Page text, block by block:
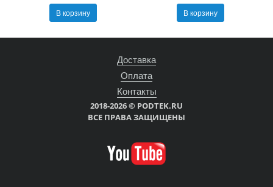
В корзину В корзину
Доставка
Оплата
Контакты
2018-2026 © PODTEK.RU
ВСЕ ПРАВА ЗАЩИЩЕНЫ